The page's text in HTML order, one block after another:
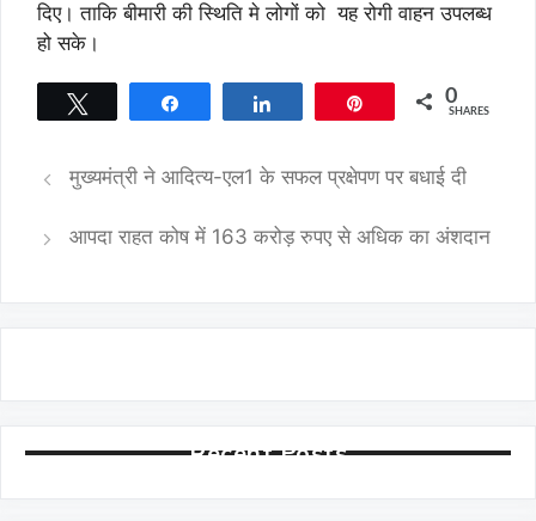
दिए। ताकि बीमारी की स्थिति मे लोगों को यह रोगी वाहन उपलब्ध
हो सके।
0
SHARES
मुख्यमंत्री ने आदित्य-एल1 के सफल प्रक्षेपण पर बधाई दी
आपदा राहत कोष में 163 करोड़ रुपए से अधिक का अंशदान
Recent Posts